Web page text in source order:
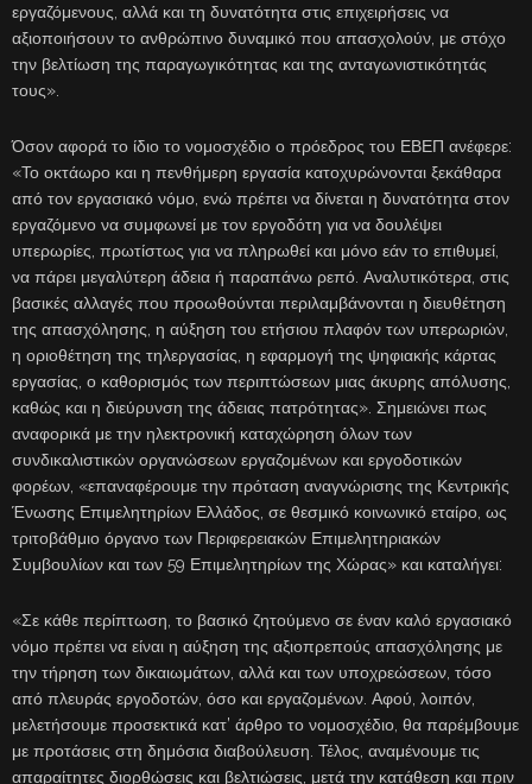
εργαζόμενους, αλλά και τη δυνατότητα στις επιχειρήσεις να
αξιοποιήσουν το ανθρώπινο δυναμικό που απασχολούν, με στόχο
την βελτίωση της παραγωγικότητας και της ανταγωνιστικότητάς
τους».
Όσον αφορά το ίδιο το νομοσχέδιο ο πρόεδρος του ΕΒΕΠ ανέφερε:
«Το οκτάωρο και η πενθήμερη εργασία κατοχυρώνονται ξεκάθαρα
από τον εργασιακό νόμο, ενώ πρέπει να δίνεται η δυνατότητα στον
εργαζόμενο να συμφωνεί με τον εργοδότη για να δουλέψει
υπερωρίες, πρωτίστως για να πληρωθεί και μόνο εάν το επιθυμεί,
να πάρει μεγαλύτερη άδεια ή παραπάνω ρεπό. Αναλυτικότερα, στις
βασικές αλλαγές που προωθούνται περιλαμβάνονται η διευθέτηση
της απασχόλησης, η αύξηση του ετήσιου πλαφόν των υπερωριών,
η οριοθέτηση της τηλεργασίας, η εφαρμογή της ψηφιακής κάρτας
εργασίας, ο καθορισμός των περιπτώσεων μιας άκυρης απόλυσης,
καθώς και η διεύρυνση της άδειας πατρότητας». Σημειώνει πως
αναφορικά με την ηλεκτρονική καταχώρηση όλων των
συνδικαλιστικών οργανώσεων εργαζομένων και εργοδοτικών
φορέων, «επαναφέρουμε την πρόταση αναγνώρισης της Κεντρικής
Ένωσης Επιμελητηρίων Ελλάδος, σε θεσμικό κοινωνικό εταίρο, ως
τριτοβάθμιο όργανο των Περιφερειακών Επιμελητηριακών
Συμβουλίων και των 59 Επιμελητηρίων της Χώρας» και καταλήγει:
«Σε κάθε περίπτωση, το βασικό ζητούμενο σε έναν καλό εργασιακό
νόμο πρέπει να είναι η αύξηση της αξιοπρεπούς απασχόλησης με
την τήρηση των δικαιωμάτων, αλλά και των υποχρεώσεων, τόσο
από πλευράς εργοδοτών, όσο και εργαζομένων. Αφού, λοιπόν,
μελετήσουμε προσεκτικά κατ’ άρθρο το νομοσχέδιο, θα παρέμβουμε
με προτάσεις στη δημόσια διαβούλευση. Τέλος, αναμένουμε τις
απαραίτητες διορθώσεις και βελτιώσεις, μετά την κατάθεση και πριν